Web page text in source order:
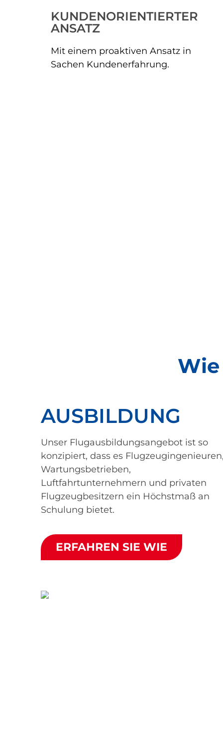
KUNDENORIENTIERTER
ANSATZ
Mit einem proaktiven Ansatz in
Sachen Kundenerfahrung.
AUSBILDUNG
Unser Flugausbildungsangebot ist so
konzipiert, dass es
Wartungsbetrieben,
Luftfahrtunternehmern und privaten
Flugzeugbesitzern ein Höchstmaß an
Schulung bietet.
ERFAHREN SIE WIE